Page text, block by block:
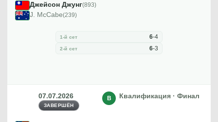
Джейсон Джунг(893)
J. McCabe(239)
1-й сет 6-4
2-й сет 6-3
07.07.2026
ЗАВЕРШЁН
Квалификация · Финал
В